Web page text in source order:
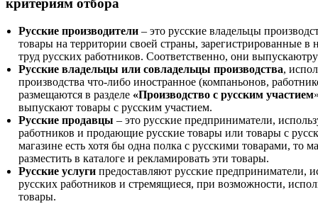
критериям отбора
Русские производители – это русские владельцы
товары на территории своей страны, зарегистрированные
труд русских работников. Соответственно, они
Русские владельцы или совладельцы производства,
производства что-либо иностранное (компаньонов,
размещаются в разделе «Производство с русским участием
выпускают товары с русским участием.
Русские продавцы – это русские предприниматели,
работников и продающие русские товары или товары с
магазине есть хотя бы одна полка с русскими товарами, то
разместить в каталоге и рекламировать эти товары.
Русские услуги предоставляют русские предприниматели,
русских работников и стремящиеся, при возможности,
товары.